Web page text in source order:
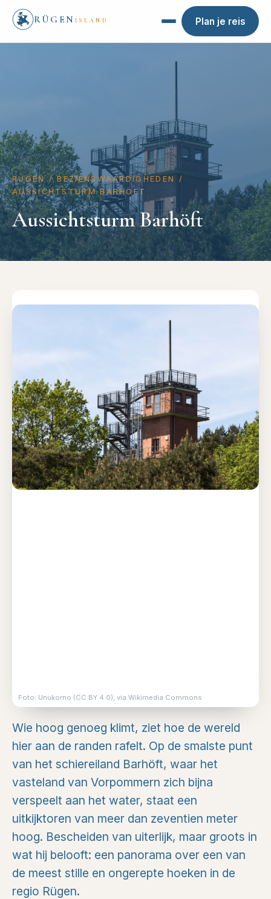
RÜGEN ISLAND Plan je reis
RÜGEN/ BEZIENSWAARDIGHEDEN
/
AUSSICHTSTURM BARHÖFT
Aussichtsturm Barhöft
Foto: Unukorno (CC BY 4.0), via Wikimedia Commons
Wie hoog genoeg klimt, ziet hoe de wereld
hier aan de randen rafelt. Op de smalste punt
van het schiereiland Barhöft, waar het
vasteland van Vorpommern zich bijna
verspeelt aan het water, staat een
uitkijktoren van meer dan zeventien meter
hoog. Bescheiden van uiterlijk, maar groots in
wat hij belooft: een panorama over een van
de meest stille en ongerepte hoeken in de
regio Rügen.